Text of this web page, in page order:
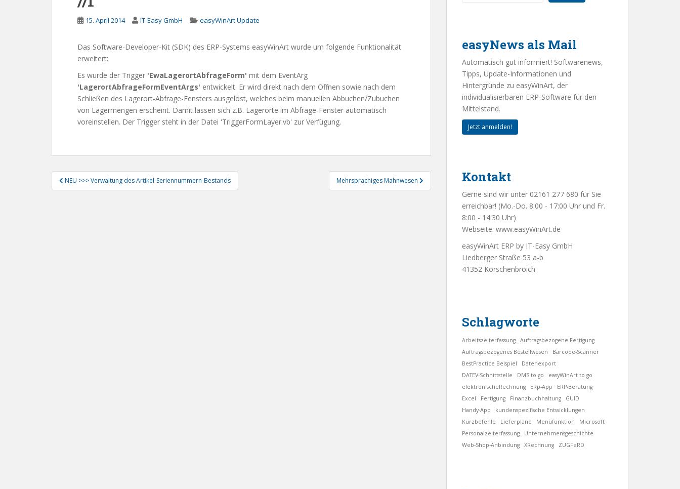
15. April 2014 IT-Easy GmbH easyWinArt Update
Das Software-Developer-Kit (SDK) des ERP-Systems easyWinArt wurde um folgende Funktionalität
erweitert:
Es wurde der Trigger 'EwaLagerortAbfrageForm' mit dem EventArg
'LagerortAbfrageFormEventArgs' entwickelt. Er wird direkt nach dem Öffnen sowie nach dem
Schließen des Lagerort-Abfrage-Fensters ausgelöst, welches beim manuellen Abbuchen/Zubuchen
von Lagermengen erscheint. Damit lassen sich z.B. Lagerorte im Abfrage-Fenster automatisch
voreinstellen. Der Trigger steht in der Datei 'TriggerFormLayer.vb' zur Verfügung.
Beitragsnavigation
NEU >>> Verwaltung des Artikel-Seriennummern-Bestands Mehrsprachiges Mahnwesen
easyNews als Mail
Automatisch gut informiert! Softwarenews,
Tipps, Update-Informationen und
Hintergründe zu easyWinArt, der
individualisierbaren ERP-Software für den
Mittelstand.
Jetzt anmelden!
Kontakt
Gerne sind wir unter 02161 277 680 für Sie
erreichbar! (Mo.-Do. 8:00 - 17:00 Uhr und Fr.
8:00 - 14:30 Uhr)
Webseite: www.easyWinArt.de
easyWinArt ERP by IT-Easy GmbH
Liedberger Straße 53 a-b
41352 Korschenbroich
Schlagworte
Arbeitszeiterfassung
Auftragsbezogene Fertigung
Auftragsbezogenes Bestellwesen
Barcode-Scanner
BestPractice Beispiel
Datenexport
DATEV-Schnittstelle
DMS to go
easyWinArt to go
elektronischeRechnung
ERp-App
ERP-Beratung
Excel
Fertigung Finanzbuchhaltung
GUID
Handy-App
kundenspezifische Entwicklungen
Kurzbefehle
Lieferpläne Menüfunktion
Microsoft
Personalzeiterfassung
Unternehmensgeschichte
Web-Shop-Anbindung
XRechnung ZUGFeRD